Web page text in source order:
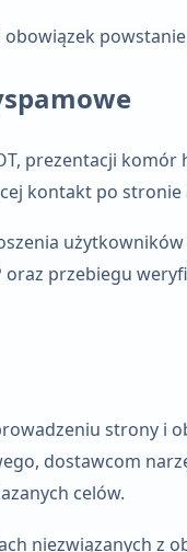
prezentacji
kontakt po
przebiegu
strony i
dostawcom
celów.
niezwiązanych z